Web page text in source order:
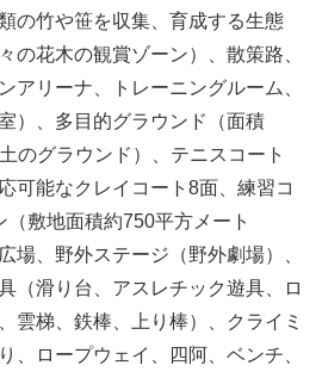
の竹や笹を収集、育成する生態
の花木の観賞ゾーン）、散策路、
アリーナ、トレーニングルーム、
）、多目的グラウンド（面積
のグラウンド）、テニスコート
可能なクレイコート8面、練習コ
敷地面積約750平方メート
場、野外ステージ（野外劇場）、
（滑り台、アスレチック遊具、ロ
雲梯、鉄棒、上り棒）、クライミ
、ロープウェイ、四阿、ベンチ、